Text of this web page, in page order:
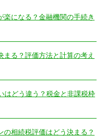
楽になる？金融機関の手続き
まる？評価方法と計算の考え
はどう違う？税金と非課税枠
の相続税評価はどう決まる？